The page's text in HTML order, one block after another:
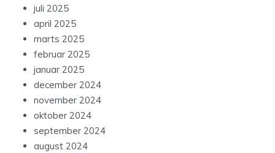
juli 2025
april 2025
marts 2025
februar 2025
januar 2025
december 2024
november 2024
oktober 2024
september 2024
august 2024